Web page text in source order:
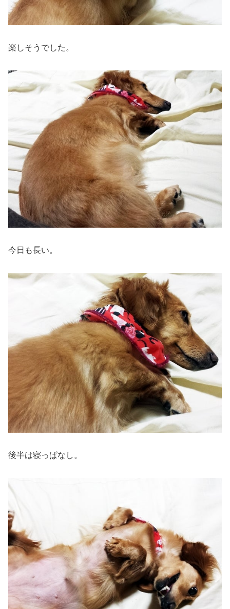
楽しそうでした。
今日も長い。
後半は寝っぱなし。